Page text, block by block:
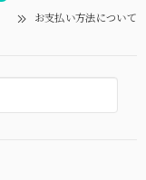
お支払い方法について